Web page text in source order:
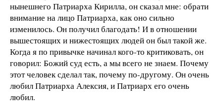
нынешнего Патриарха Кирилла, он сказал мне: обрати
внимание на лицо Патриарха, как оно сильно
изменилось. Он получил благодать! И в отношении
вышестоящих и нижестоящих людей он был такой же.
Когда я по привычке начинал кого-то критиковать, он
говорил: Божий суд есть, а мы всего не знаем. Почему
этот человек сделал так, почему по-другому. Он очень
любил Патриарха Алексия, и Патриарх его очень
любил.